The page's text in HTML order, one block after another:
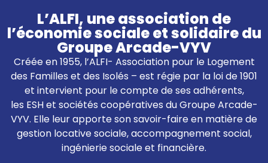
L’ALFI, une association de
l’économie sociale et solidaire du
Groupe Arcade-VYV
Créée en 1955, l’ALFI- Association pour le Logement
des Familles et des Isolés – est régie par la loi de 1901
et intervient pour le compte de ses adhérents,
les ESH et sociétés coopératives du Groupe Arcade-
VYV. Elle leur apporte son savoir-faire en matière de
gestion locative sociale, accompagnement social,
ingénierie sociale et financière.